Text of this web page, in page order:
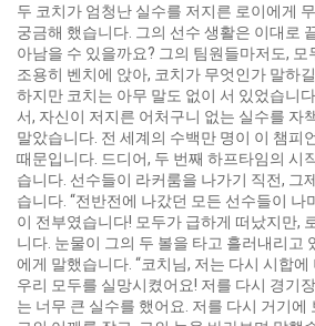
두 코치가 엄청난 실수를 저지른 로이에게
궁금해 했습니다. 그의 선수 생활은 이대로
아남을 수 있을까요? 그의 팀원들마저도, 모
조용히 벤치에 앉아, 코치가 무엇인가 말하
하지만 코치는 아무 말도 없이 서 있었습니
서, 자신이 저지른 어처구니 없는 실수를 자
말았습니다. 전 세계의 수백만 명이 이 챔피
때문입니다. 드디어, 두 번째 하프타임의 시
습니다. 선수들이 라커룸을 나가기 직전, 그
습니다. “전반전에 나갔던 모든 선수들이 나
이 전부였습니다! 모두가 급하게 떠났지만,
니다. 눈물이 그의 두 볼을 타고 흘러내리고
에게 말했습니다. “코치님, 저는 다시 시합
우리 모두를 실망시켰어요! 저를 다시 경기
는 너무 큰 실수를 했어요. 저를 다시 거기에